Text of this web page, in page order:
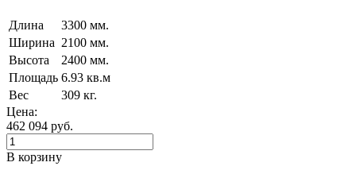
Длина
3300 мм.
Ширина 2100 мм.
Высота
2400 мм.
Площадь 6.93 кв.м
Вес
309 кг.
Цена:
462 094 руб.
В корзину